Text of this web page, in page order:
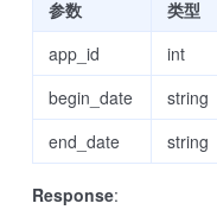
参数 类型
app_id
int
begin_date
string
end_date
string
Response: